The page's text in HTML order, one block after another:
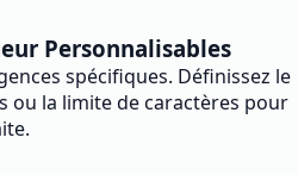
Personnalisables
spécifiques. Définissez le
ou la limite de caractères pour